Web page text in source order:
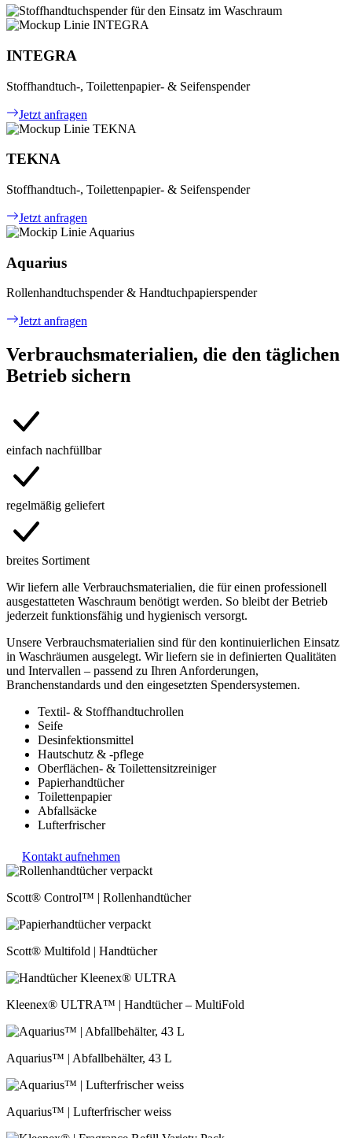
INTEGRA
Stoffhandtuch-, Toilettenpapier- & Seifenspender
Jetzt anfragen
TEKNA
Stoffhandtuch-, Toilettenpapier- & Seifenspender
Jetzt anfragen
Aquarius
Rollenhandtuchspender & Handtuchpapierspender
Jetzt anfragen
Verbrauchsmaterialien, die den täglichen
Betrieb sichern
einfach nachfüllbar
regelmäßig geliefert
breites Sortiment
Wir liefern alle Verbrauchsmaterialien, die für einen professionell
ausgestatteten Waschraum benötigt werden. So bleibt der Betrieb
jederzeit funktionsfähig und hygienisch versorgt.
Unsere Verbrauchsmaterialien sind für den kontinuierlichen Einsatz
in Waschräumen ausgelegt. Wir liefern sie in definierten Qualitäten
und Intervallen – passend zu Ihren Anforderungen,
Branchenstandards und den eingesetzten Spendersystemen.
Textil- & Stoffhandtuchrollen
Seife
Desinfektionsmittel
Hautschutz & -pflege
Oberflächen- & Toilettensitzreiniger
Papierhandtücher
Toilettenpapier
Abfallsäcke
Lufterfrischer
Kontakt aufnehmen
Scott® Control™ | Rollenhandtücher
Scott® Multifold | Handtücher
Kleenex® ULTRA™ | Handtücher – MultiFold
Aquarius™ | Abfallbehälter, 43 L
Aquarius™ | Lufterfrischer weiss